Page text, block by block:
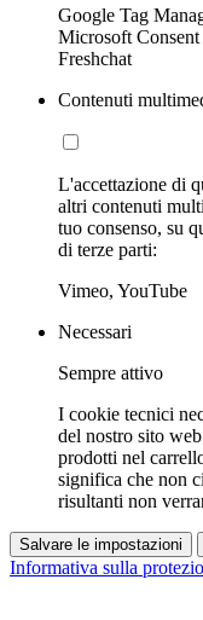
Google Tag
Microsoft
Freshchat
Contenuti
L'accettazione di
altri contenuti
tuo consenso, su
di terze parti:
Vimeo, YouTube
Necessari
Sempre attivo
I cookie tecnici
del nostro sito
prodotti nel
significa che non
risultanti non
Salvare le impostazioni
Informativa sulla